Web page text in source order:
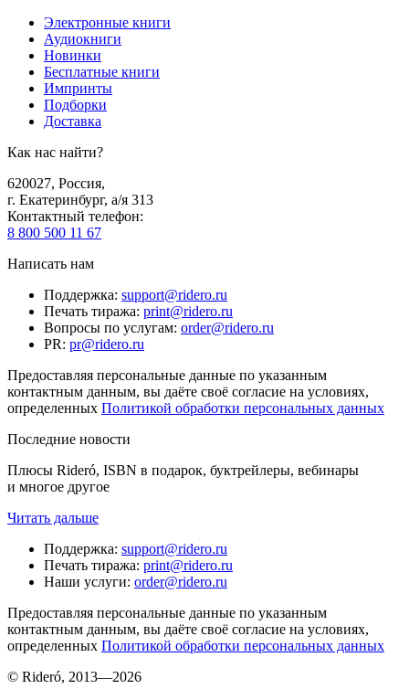
Электронные книги
Аудиокниги
Новинки
Бесплатные книги
Импринты
Подборки
Доставка
Как нас найти?
620027, Россия,
г. Екатеринбург, а/я 313
Контактный телефон:
8 800 500 11 67
Написать нам
Поддержка: support@ridero.ru
Печать тиража: print@ridero.ru
Вопросы по услугам: order@ridero.ru
PR: pr@ridero.ru
Предоставляя персональные данные по указанным
контактным данным, вы даёте своё согласие на условиях,
определенных Политикой обработки персональных данных
Последние новости
Плюсы Rideró, ISBN в подарок, буктрейлеры, вебинары
и многое другое
Читать дальше
Поддержка: support@ridero.ru
Печать тиража: print@ridero.ru
Наши услуги: order@ridero.ru
Предоставляя персональные данные по указанным
контактным данным, вы даёте своё согласие на условиях,
определенных Политикой обработки персональных данных
© Rideró, 2013—2026